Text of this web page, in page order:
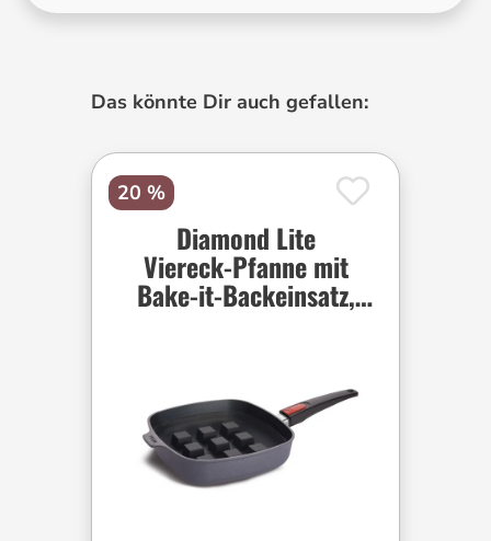
Produktgalerie überspringen
Das könnte Dir auch gefallen:
20 %
Diamond Lite
Viereck-Pfanne mit
Bake-it-Backeinsatz,
viereckig, 24 x 24 cm